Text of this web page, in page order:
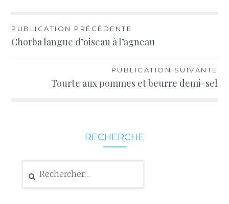
Navigation
de
PUBLICATION PRÉCÉDENTE
Chorba langue d’oiseau à l’agneau
PUBLICATION SUIVANTE
Tourte aux pommes et beurre demi-sel
RECHERCHE